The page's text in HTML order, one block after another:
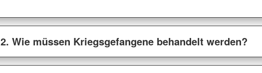
2. Wie müssen Kriegsgefangene behandelt werden?